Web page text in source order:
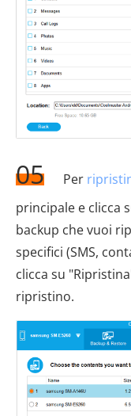
05 Per
principale e clicca
backup che vuoi
specifici (SMS,
clicca su
ripristino.